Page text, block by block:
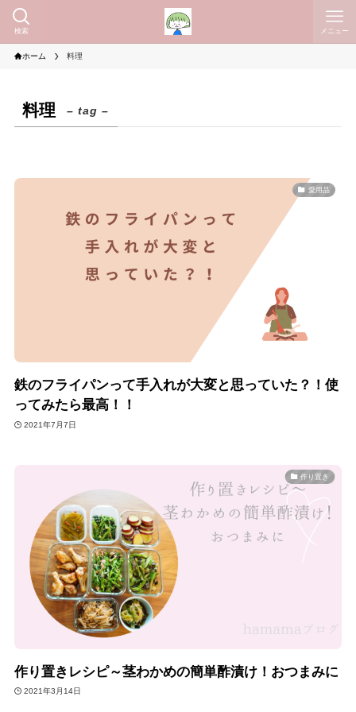
検索 メニュー
ホーム 料理
料理 – tag –
愛用品
鉄のフライパンって手入れが大変と思っていた？！使
ってみたら最高！！
2021年7月7日
作り置き
作り置きレシピ～茎わかめの簡単酢漬け！おつまみに
2021年3月14日